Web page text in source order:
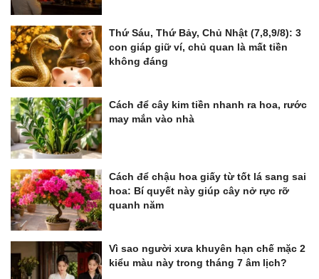
Thứ Sáu, Thứ Bảy, Chủ Nhật (7,8,9/8): 3
con giáp giữ ví, chủ quan là mất tiền
không đáng
Cách để cây kim tiền nhanh ra hoa, rước
may mắn vào nhà
Cách để chậu hoa giấy từ tốt lá sang sai
hoa: Bí quyết này giúp cây nở rực rỡ
quanh năm
Vì sao người xưa khuyên hạn chế mặc 2
kiểu màu này trong tháng 7 âm lịch?